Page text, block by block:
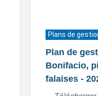
Plans de
Plan de
Bonifacio,
falaises -